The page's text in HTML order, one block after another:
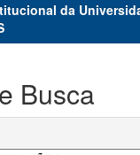
da
Busca